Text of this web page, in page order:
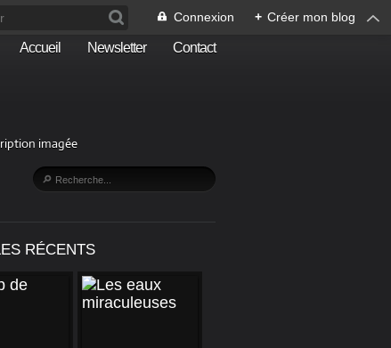
Connexion + Créer mon blog
Accueil Newsletter Contact
imagée
RÉCENTS